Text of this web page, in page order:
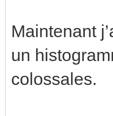
Maintenant
un
colossales.